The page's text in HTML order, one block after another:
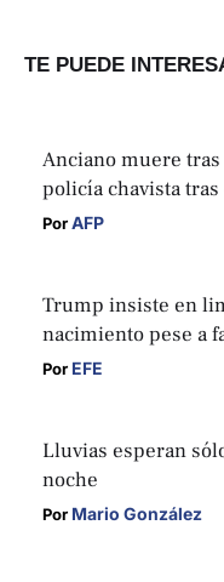
TE PUEDE
Anciano muere
policía chavista
Por AFP
Trump insiste en
nacimiento pese a
Por EFE
Lluvias esperan
noche
Por Mario González